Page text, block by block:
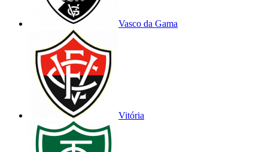
Vasco da Gama
Vitória